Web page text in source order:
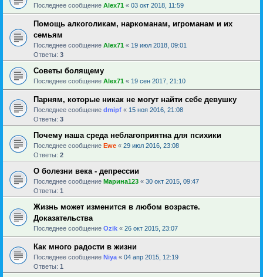
Последнее сообщение Alex71 « 03 окт 2018, 11:59
Помощь алкоголикам, наркоманам, игроманам и их
семьям
Последнее сообщение Alex71 « 19 июл 2018, 09:01
Ответы: 3
Советы болящему
Последнее сообщение Alex71 « 19 сен 2017, 21:10
Парням, которые никак не могут найти себе девушку
Последнее сообщение dmipf « 15 ноя 2016, 21:08
Ответы: 3
Почему наша среда неблагоприятна для психики
Последнее сообщение Ewe « 29 июл 2016, 23:08
Ответы: 2
О болезни века - депрессии
Последнее сообщение Марина123 « 30 окт 2015, 09:47
Ответы: 1
Жизнь может изменится в любом возрасте.
Доказательства
Последнее сообщение Ozik « 26 окт 2015, 23:07
Как много радости в жизни
Последнее сообщение Niya « 04 апр 2015, 12:19
Ответы: 1